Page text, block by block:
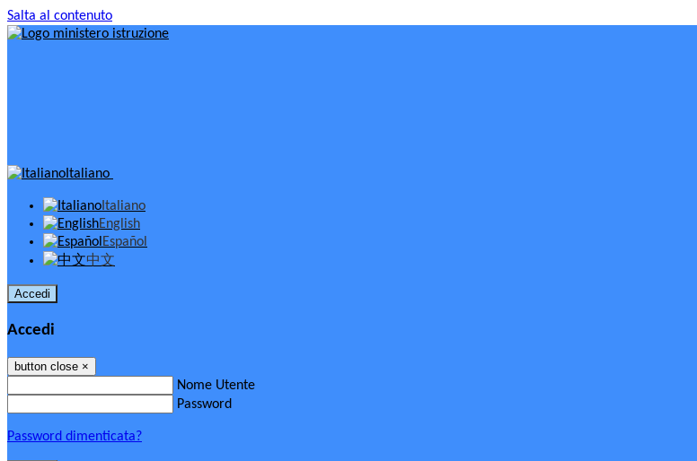
Salta al contenuto
Italiano
Italiano
English
Español
中文
Accedi
Accedi
button close ×
Nome Utente
Password
Password dimenticata?